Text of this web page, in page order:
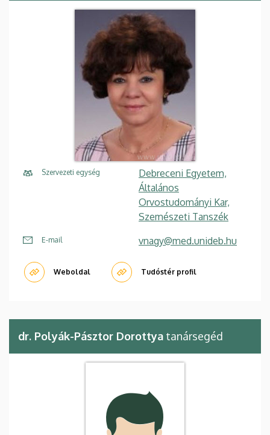
Szervezeti egység
Debreceni Egyetem,
Általános
Orvostudományi Kar,
Szemészeti Tanszék
E-mail vnagy@med.unideb.hu
Weboldal Tudóstér profil
dr. Polyák-Pásztor Dorottya tanársegéd